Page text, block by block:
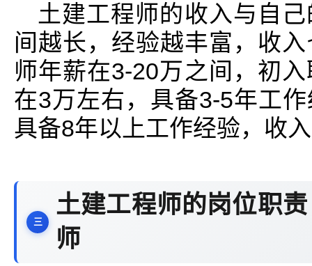
土建工程师的收入与自
间越长，经验越丰富，收
师年薪在3-20万之间，初
在3万左右，具备3-5年工
具备8年以上工作经验，收
土建工程师的岗位职
师